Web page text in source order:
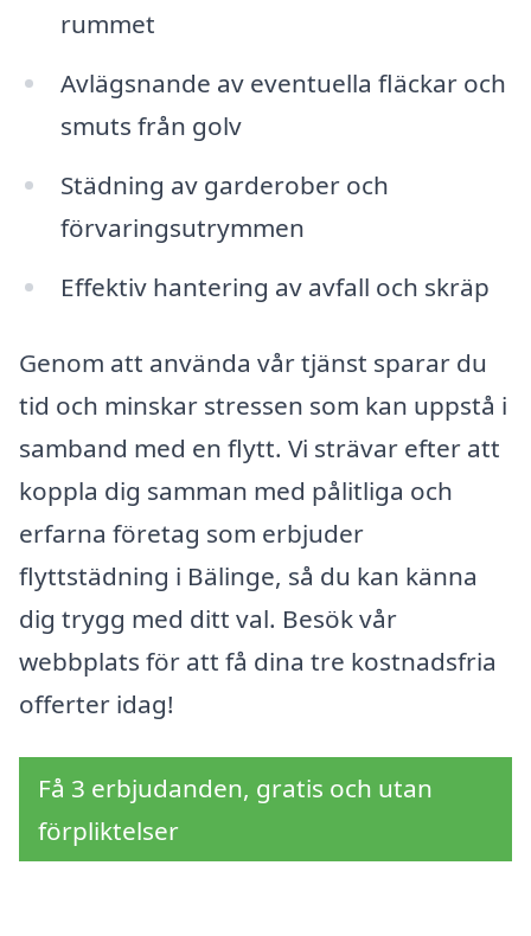
rummet
Avlägsnande av eventuella fläckar och
smuts från golv
Städning av garderober och
förvaringsutrymmen
Effektiv hantering av avfall och skräp
Genom att använda vår tjänst sparar du
tid och minskar stressen som kan uppstå i
samband med en flytt. Vi strävar efter att
koppla dig samman med pålitliga och
erfarna företag som erbjuder
flyttstädning i Bälinge, så du kan känna
dig trygg med ditt val. Besök vår
webbplats för att få dina tre kostnadsfria
offerter idag!
Få 3 erbjudanden, gratis och utan
förpliktelser